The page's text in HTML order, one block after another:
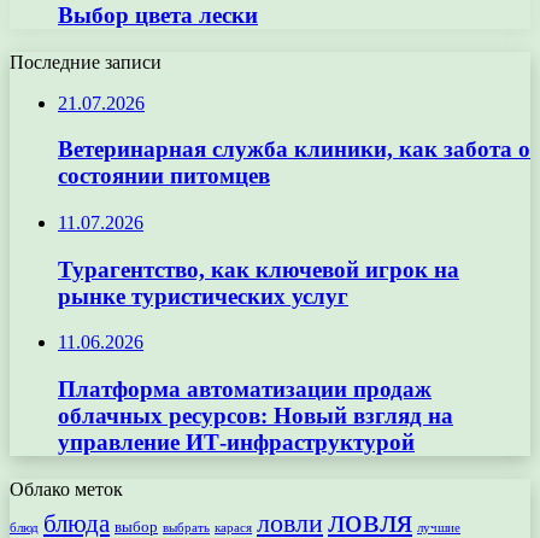
Выбор цвета лески
Последние записи
21.07.2026
Ветеринарная служба клиники, как забота о
состоянии питомцев
11.07.2026
Турагентство, как ключевой игрок на
рынке туристических услуг
11.06.2026
Платформа автоматизации продаж
облачных ресурсов: Новый взгляд на
управление ИТ-инфраструктурой
Облако меток
блюд блюда выбор выбрать карася ловлиловля лучшие